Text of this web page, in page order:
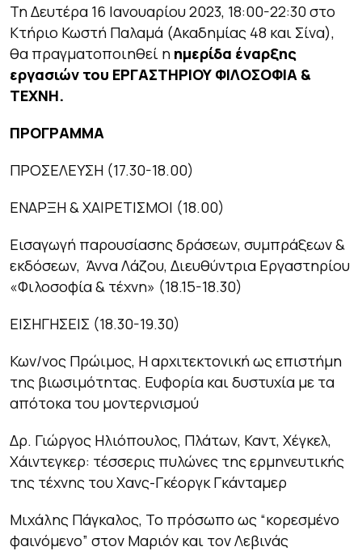
Τη Δευτέρα 16 Ιανουαρίου 2023, 18:00-22:30 στο
Κτήριο Κωστή Παλαμά (Ακαδημίας 48 και Σίνα),
θα πραγματοποιηθεί η ημερίδα έναρξης
εργασιών του ΕΡΓΑΣΤΗΡΙΟΥ ΦΙΛΟΣΟΦΙΑ &
ΤΕΧΝΗ.
ΠΡΟΓΡΑΜΜΑ
ΠΡΟΣΕΛΕΥΣΗ (17.30-18.00)
ΕΝΑΡΞΗ & ΧΑΙΡΕΤΙΣΜΟΙ (18.00)
Εισαγωγή παρουσίασης δράσεων, συμπράξεων &
εκδόσεων, Άννα Λάζου, Διευθύντρια Εργαστηρίου
«Φιλοσοφία & τέχνη» (18.15-18.30)
ΕΙΣΗΓΗΣΕΙΣ (18.30-19.30)
Κων/νος Πρώιμος, Η αρχιτεκτονική ως επιστήμη
της βιωσιμότητας. Ευφορία και δυστυχία με τα
απότοκα του μοντερνισμού
Δρ. Γιώργος Ηλιόπουλος, Πλάτων, Καντ, Χέγκελ,
Χάιντεγκερ: τέσσερις πυλώνες της ερμηνευτικής
της τέχνης του Χανς-Γκέοργκ Γκάνταμερ
Μιχάλης Πάγκαλος, Το πρόσωπο ως “κορεσμένο
φαινόμενο” στον Μαριόν και τον Λεβινάς